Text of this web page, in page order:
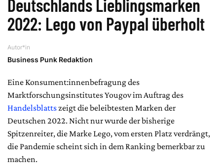
Deutschlands Lieblingsmarken
2022: Lego von Paypal überholt
Autor*in
Business Punk Redaktion
Eine Konsument:innenbefragung des
Marktforschungsinstitutes Yougov im Auftrag des
Handelsblattszeigt die beleibtesten Marken der
Deutschen 2022. Nicht nur wurde der bisherige
Spitzenreiter, die Marke Lego, vom ersten Platz verdrängt,
die Pandemie scheint sich in dem Ranking bemerkbar zu
machen.